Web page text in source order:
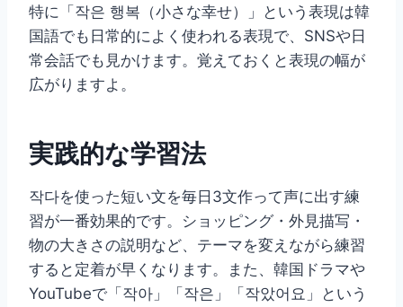
特に「작은 행복（小さな幸せ）」という表現は韓
国語でも日常的によく使われる表現で、SNSや日
常会話でも見かけます。覚えておくと表現の幅が
広がりますよ。
実践的な学習法
작다を使った短い文を毎日3文作って声に出す練
習が一番効果的です。ショッピング・外見描写・
物の大きさの説明など、テーマを変えながら練習
すると定着が早くなります。また、韓国ドラマや
YouTubeで「작아」「작은」「작았어요」という